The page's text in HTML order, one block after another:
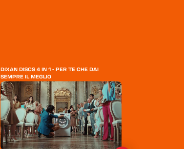
DIXAN DISCS 4 IN 1 - PER TE CHE DAI
SEMPRE IL MEGLIO